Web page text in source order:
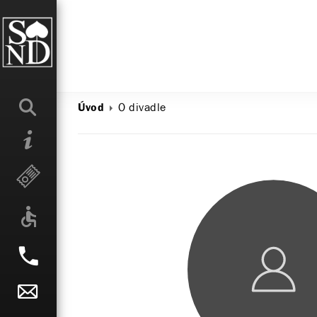
Úvod O divadle